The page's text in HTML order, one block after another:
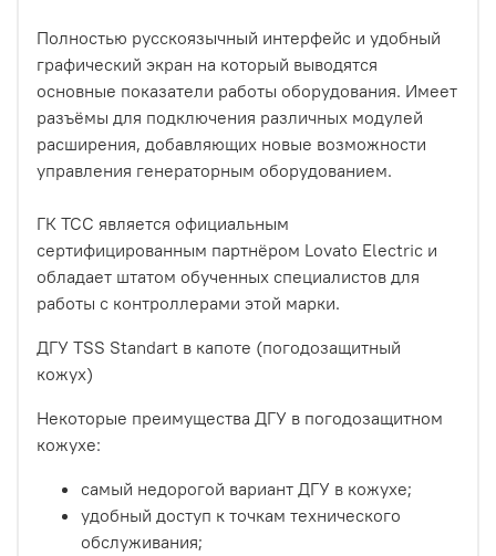
Полностью русскоязычный интерфейс и удобный
графический экран на который выводятся
основные показатели работы оборудования. Имеет
разъёмы для подключения различных модулей
расширения, добавляющих новые возможности
управления генераторным оборудованием.
ГК ТСС является официальным
сертифицированным партнёром Lovato Electric и
обладает штатом обученных специалистов для
работы с контроллерами этой марки.
ДГУ TSS Standart в капоте (погодозащитный
кожух)
Некоторые преимущества ДГУ в погодозащитном
кожухе:
самый недорогой вариант ДГУ в кожухе;
удобный доступ к точкам технического
обслуживания;